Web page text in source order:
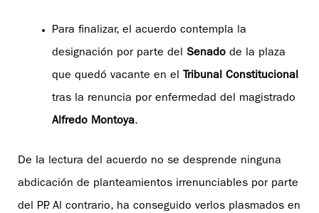
Para finalizar, el acuerdo contempla la
designación por parte del Senado de la plaza
que quedó vacante en el Tribunal Constitucional
tras la renuncia por enfermedad del magistrado
Alfredo Montoya.
De la lectura del acuerdo no se desprende ninguna
abdicación de planteamientos irrenunciables por parte
del PP. Al contrario, ha conseguido verlos plasmados en